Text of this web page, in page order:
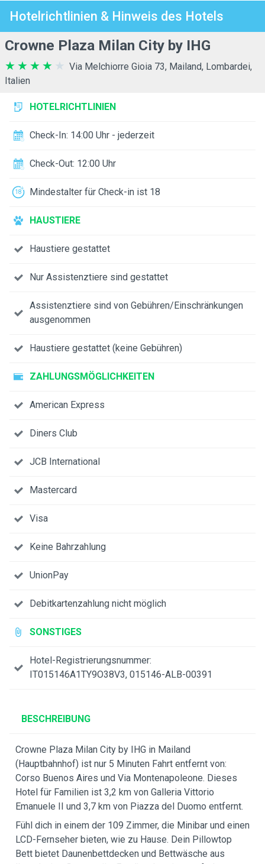
Hotelrichtlinien & Hinweis des Hotels
Crowne Plaza Milan City by IHG
Via Melchiorre Gioia 73, Mailand, Lombardei,
Italien
HOTELRICHTLINIEN
Check-In: 14:00 Uhr - jederzeit
Check-Out: 12:00 Uhr
Mindestalter für Check-in ist 18
HAUSTIERE
Haustiere gestattet
Nur Assistenztiere sind gestattet
Assistenztiere sind von Gebühren/Einschränkungen
ausgenommen
Haustiere gestattet (keine Gebühren)
ZAHLUNGSMÖGLICHKEITEN
American Express
Diners Club
JCB International
Mastercard
Visa
Keine Bahrzahlung
UnionPay
Debitkartenzahlung nicht möglich
SONSTIGES
Hotel-Registrierungsnummer:
IT015146A1TY9O38V3, 015146-ALB-00391
BESCHREIBUNG
Crowne Plaza Milan City by IHG in Mailand
(Hauptbahnhof) ist nur 5 Minuten Fahrt entfernt von:
Corso Buenos Aires und Via Montenapoleone. Dieses
Hotel für Familien ist 3,2 km von Galleria Vittorio
Emanuele II und 3,7 km von Piazza del Duomo entfernt.
Fühl dich in einem der 109 Zimmer, die Minibar und einen
LCD-Fernseher bieten, wie zu Hause. Dein Pillowtop
Bett bietet Daunenbettdecken und Bettwäsche aus